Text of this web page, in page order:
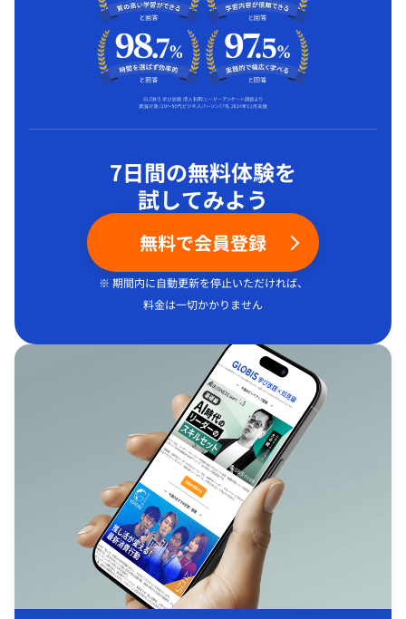
7日間の無料体験を
試してみよう
無料で会員登録
※ 期間内に自動更新を停止いただければ、
料金は一切かかりません